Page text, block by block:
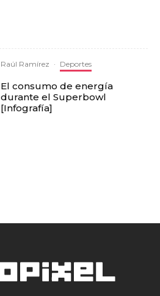
Raúl Ramírez · Deportes
El consumo de energía
durante el Superbowl
[Infografía]